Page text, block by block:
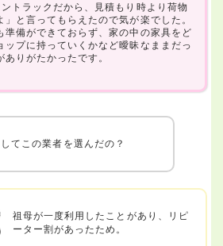
ントラックだから、見積もり時より荷物
と言ってもらえたので気が楽でした。
準備ができておらず、家の中の家具をど
ップに持っていくかなど曖昧なままだっ
りがたかったです。
てこの業者を選んだの？
祖母が一度利用したことがあり、リピ
ーター割があったため。